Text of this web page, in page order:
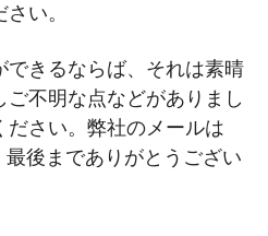
い。
できるならば、それは素晴
ご不明な点などがありまし
ださい。弊社のメールは
最後までありがとうござい